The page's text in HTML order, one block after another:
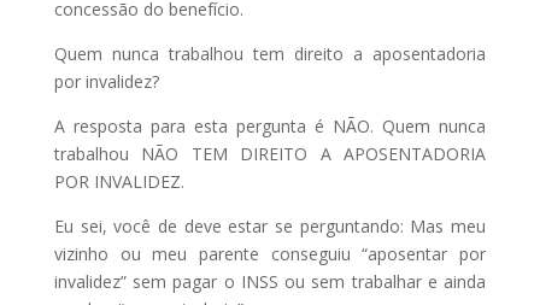
concessão do benefício.
Quem nunca trabalhou tem direito a aposentadoria
por invalidez?
A resposta para esta pergunta é NÃO. Quem nunca
trabalhou NÃO TEM DIREITO A APOSENTADORIA
POR INVALIDEZ.
Eu sei, você de deve estar se perguntando: Mas meu
vizinho ou meu parente conseguiu “aposentar por
invalidez” sem pagar o INSS ou sem trabalhar e ainda